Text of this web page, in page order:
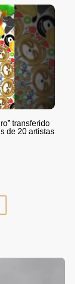
transferido
de 20 artistas